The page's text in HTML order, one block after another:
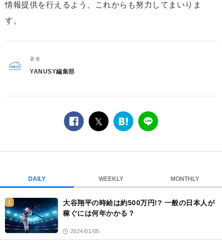
情報提供を行えるよう、これからも努力してまいりま
す。
著者
YANUSY編集部
facebook
twitterは
ブ
ク
マ
ク
LINE
DAILY WEEKLY MONTHLY
1
大谷翔平の時給は約500万円!? 一般の日本人が
稼ぐには何年かかる？
2024/01/05